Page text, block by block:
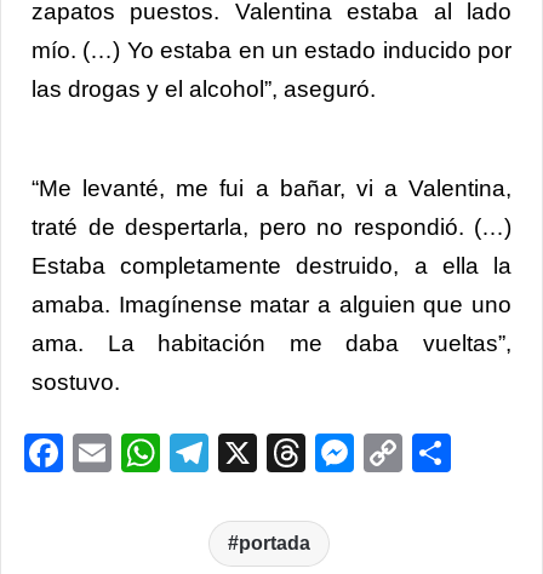
zapatos puestos. Valentina estaba al lado
mío. (…) Yo estaba en un estado inducido por
las drogas y el alcohol”, aseguró.
“Me levanté, me fui a bañar, vi a Valentina,
traté de despertarla, pero no respondió. (…)
Estaba completamente destruido, a ella la
amaba. Imagínense matar a alguien que uno
ama. La habitación me daba vueltas”,
sostuvo.
Facebook
EmailWhatsApp
Telegram
X ThreadsCopy
portada